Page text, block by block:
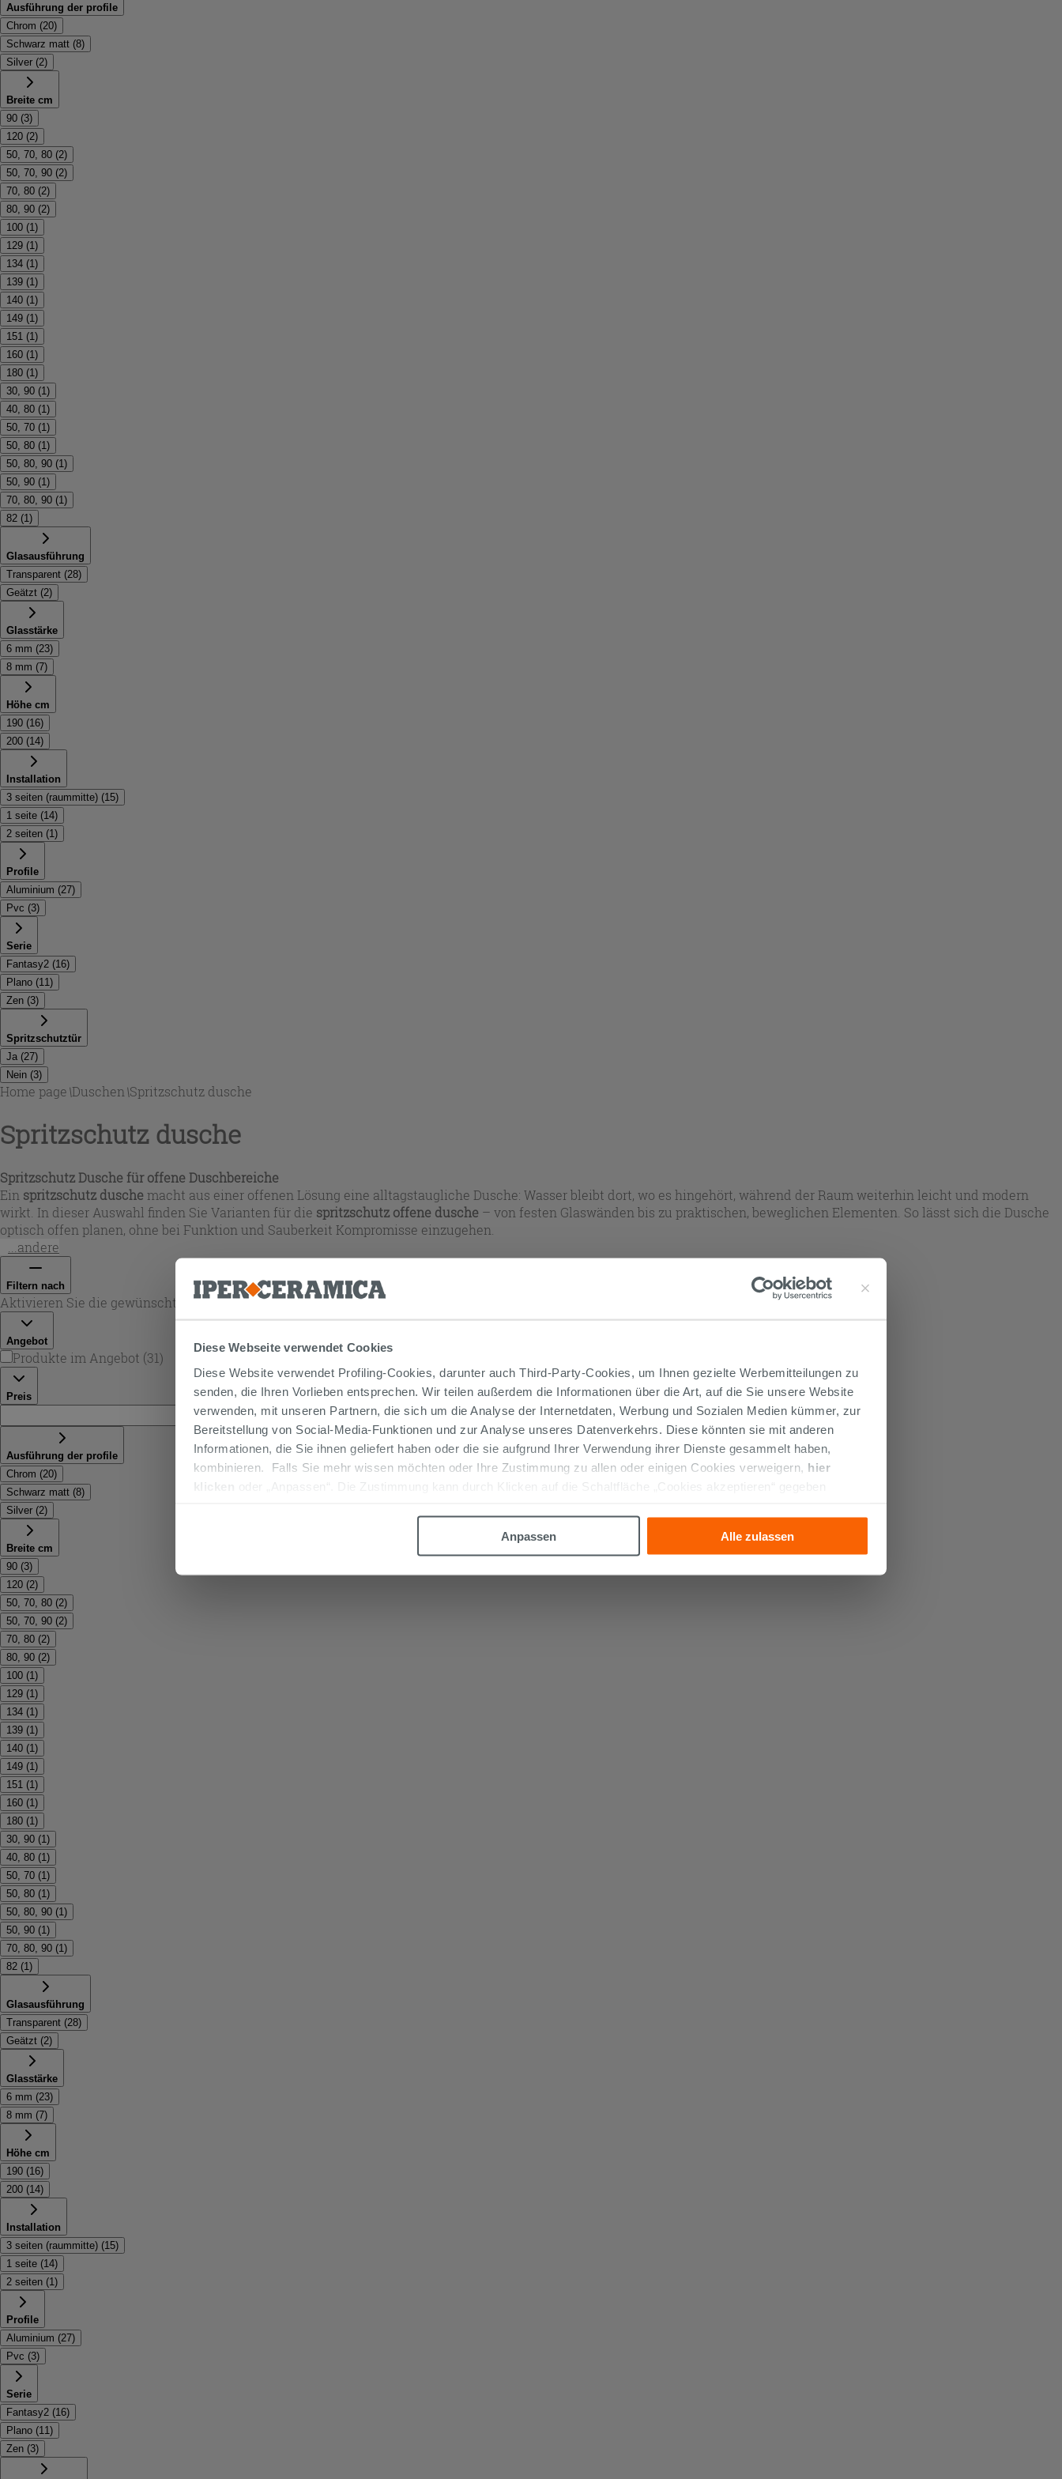
Diese Webseite verwendet Cookies
Diese Website verwendet Profiling-Cookies, darunter auch Third-Party-Cookies, um Ihnen gezielte Werbemitteilungen zu
senden, die Ihren Vorlieben entsprechen. Wir teilen außerdem die Informationen über die Art, auf die Sie unsere Website
verwenden, mit unseren Partnern, die sich um die Analyse der Internetdaten, Werbung und Sozialen Medien kümmer, zur
Bereitstellung von Social-Media-Funktionen und zur Analyse unseres Datenverkehrs. Diese könnten sie mit anderen
Informationen, die Sie ihnen geliefert haben oder die sie aufgrund Ihrer Verwendung ihrer Dienste gesammelt haben,
kombinieren. Falls Sie mehr wissen möchten oder Ihre Zustimmung zu allen oder einigen Cookies verweigern, hier
klicken
oder „Anpassen“. Die Zustimmung kann durch Klicken auf die Schaltfläche „Cookies akzeptieren“ gegeben
Anpassen
Alle zulassen
Ausführung der profile
Chrom (20)
Schwarz matt (8)
Silver (2)
Breite cm
90 (3)
120 (2)
50, 70, 80 (2)
50, 70, 90 (2)
70, 80 (2)
80, 90 (2)
100 (1)
129 (1)
134 (1)
139 (1)
140 (1)
149 (1)
151 (1)
160 (1)
180 (1)
30, 90 (1)
40, 80 (1)
50, 70 (1)
50, 80 (1)
50, 80, 90 (1)
50, 90 (1)
70, 80, 90 (1)
82 (1)
Glasausführung
Transparent (28)
Geätzt (2)
Glasstärke
6 mm (23)
8 mm (7)
Höhe cm
190 (16)
200 (14)
Installation
3 seiten (raummitte) (15)
1 seite (14)
2 seiten (1)
Profile
Aluminium (27)
Pvc (3)
Serie
Fantasy2 (16)
Plano (11)
Zen (3)
Spritzschutztür
Ja (27)
Nein (3)
Home page\Duschen \Spritzschutz dusche
Spritzschutz dusche
Spritzschutz Dusche für offene Duschbereiche
Ein spritzschutz dusche macht aus einer offenen Lösung eine alltagstaugliche Dusche: Wasser bleibt dort, wo es hingehört, während der Raum weiterhin leicht und modern
wirkt. In dieser Auswahl finden Sie Varianten für die spritzschutz offene dusche – von festen Glaswänden bis zu praktischen, beweglichen Elementen. So lässt sich die Dusche
optisch offen planen, ohne bei Funktion und Sauberkeit Kompromisse einzugehen.
...andere
Filtern nach
Aktivieren Sie die gewünschten Filter. Die untenstehenden Produkte werden bei jeder Auswahl automatisch aktualisiert.
Angebot
Produkte im Angebot (31)
Preis
€ Gehen
Ausführung der profile
Chrom (20)
Schwarz matt (8)
Silver (2)
Breite cm
90 (3)
120 (2)
50, 70, 80 (2)
50, 70, 90 (2)
70, 80 (2)
80, 90 (2)
100 (1 )
129 (1 )
134 (1 )
139 (1 )
140 (1 )
149 (1 )
151 (1 )
160 (1 )
180 (1 )
30, 90 (1 )
40, 80 (1 )
50, 70 (1 )
50, 80 (1 )
50, 80, 90 (1 )
50, 90 (1 )
70, 80, 90 (1 )
82 (1 )
Glasausführung
Transparent (28)
Geätzt (2)
Glasstärke
6 mm (23)
8 mm (7)
Höhe cm
190 (16)
200 (14)
Installation
3 seiten (raummitte) (15)
1 seite (14)
2 seiten (1 )
Profile
Aluminium (27)
Pvc (3)
Serie
Fantasy2 (16)
Plano (11 )
Zen (3)